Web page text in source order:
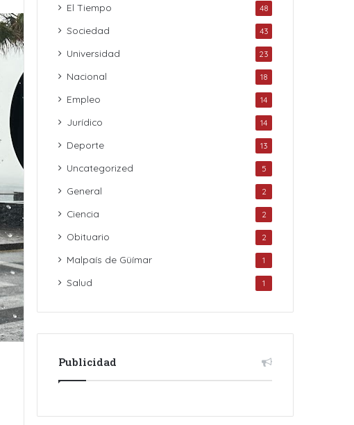
El Tiempo 48
Sociedad 43
Universidad 23
Nacional 18
Empleo 14
Jurídico 14
Deporte 13
Uncategorized 5
General 2
Ciencia 2
Obituario 2
Malpaís de Güímar 1
Salud 1
Publicidad